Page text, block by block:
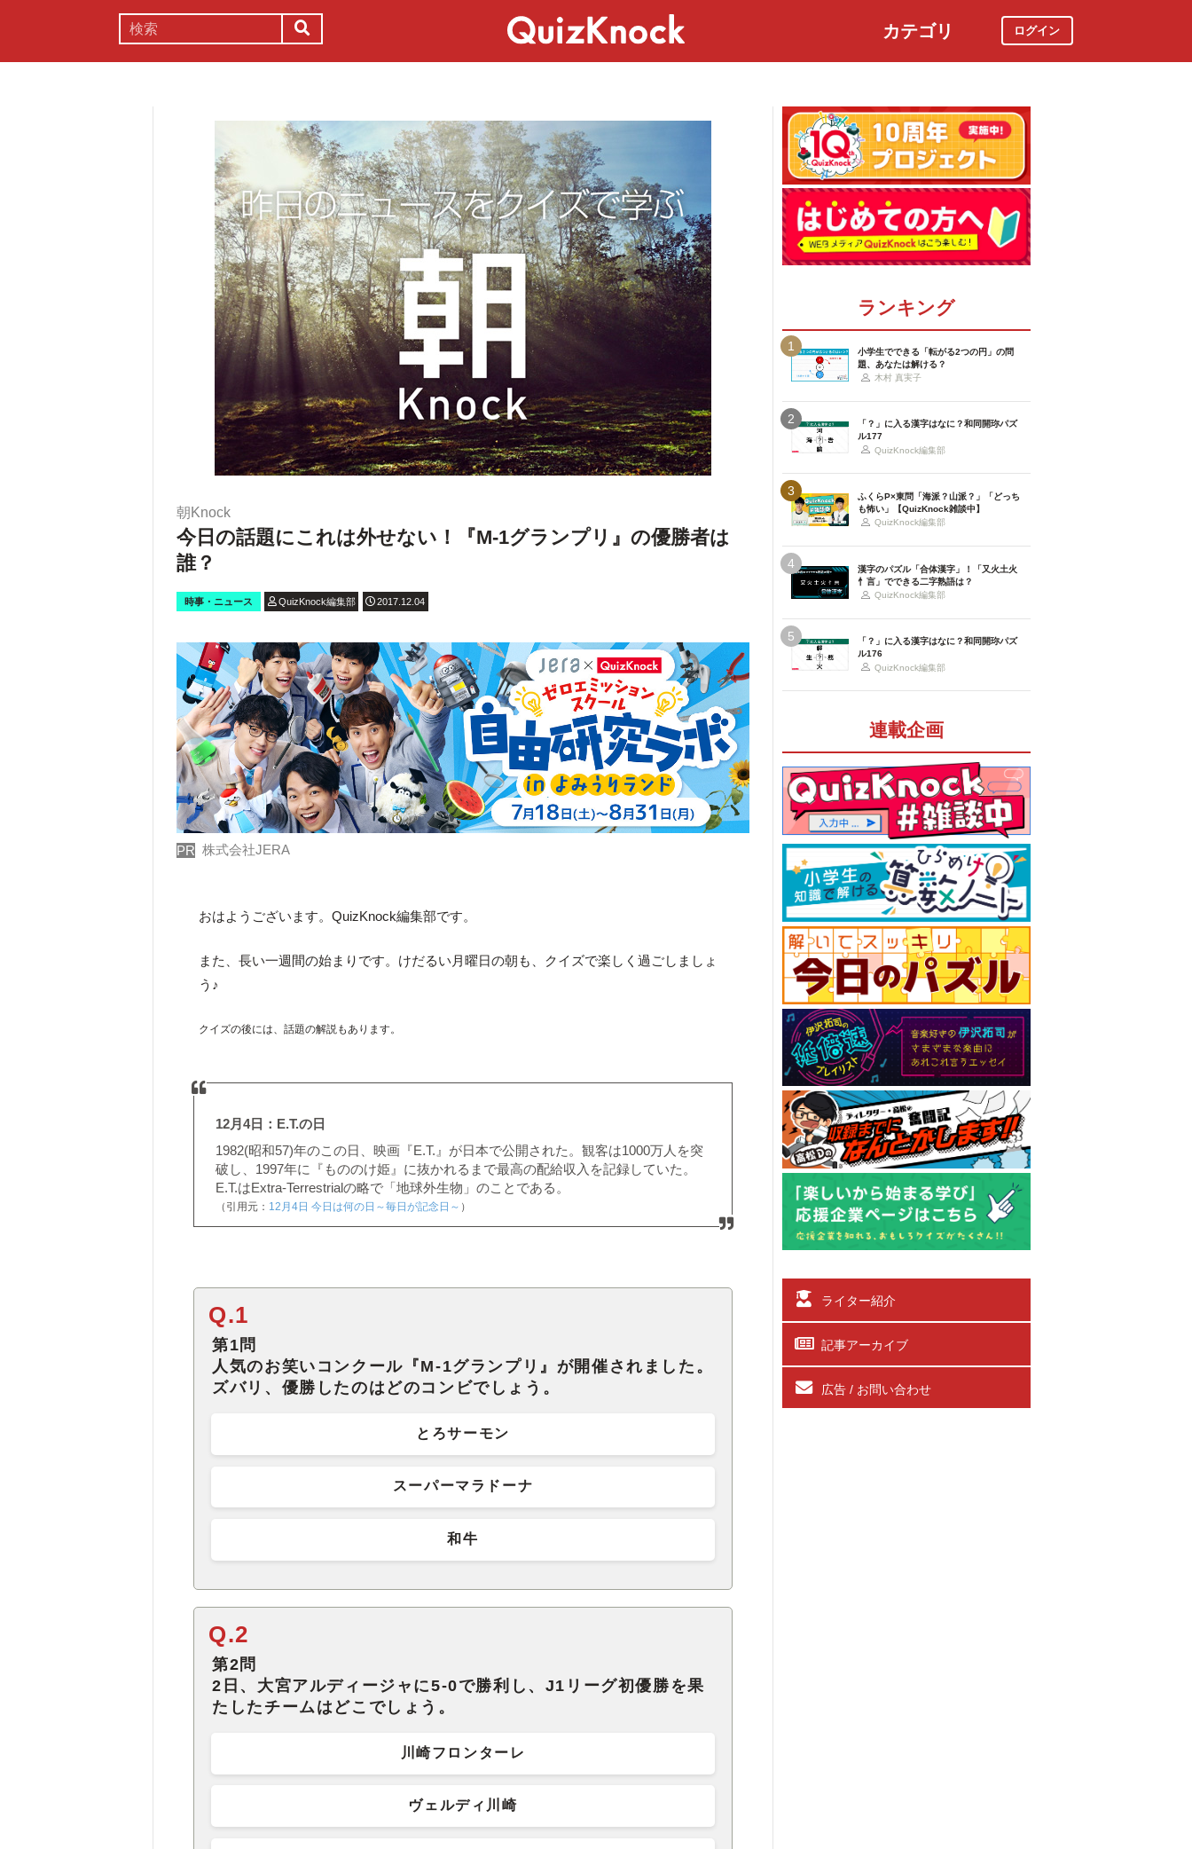
カテゴリ ログイン
朝Knock
今日の話題にこれは外せない！『M-1グランプリ』の優勝者は
誰？
時事・ニュース QuizKnock編集部 2017.12.04
PR 株式会社JERA
おはようございます。QuizKnock編集部です。
また、長い一週間の始まりです。けだるい月曜日の朝も、クイズで楽しく過ごしましょ
う♪
クイズの後には、話題の解説もあります。
12月4日：E.T.の日
1982(昭和57)年のこの日、映画『E.T.』が日本で公開された。観客は1000万人を突
破し、1997年に『もののけ姫』に抜かれるまで最高の配給収入を記録していた。
E.T.はExtra-Terrestrialの略で「地球外生物」のことである。
（引用元： 12月4日 今日は何の日～毎日が記念日～ ）
Q.1
第1問
人気のお笑いコンクール『M-1グランプリ』が開催されました。
ズバリ、優勝したのはどのコンビでしょう。
とろサーモン
スーパーマラドーナ
和牛
Q.2
第2問
2日、大宮アルディージャに5-0で勝利し、J1リーグ初優勝を果
たしたチームはどこでしょう。
川崎フロンターレ‎
ヴェルディ川崎
ランキング
1
小学生でできる「転がる2つの円」の問
題、あなたは解ける？
木村 真実子
2
「？」に入る漢字はなに？和同開珎パズ
ル177
QuizKnock編集部
3
ふくらP×東問「海派？山派？」「どっち
も怖い」【QuizKnock雑談中】
QuizKnock編集部
4
漢字のパズル「合体漢字」！「又火土火
忄言」でできる二字熟語は？
QuizKnock編集部
5
「？」に入る漢字はなに？和同開珎パズ
ル176
QuizKnock編集部
連載企画
ライター紹介
記事アーカイブ
広告 / お問い合わせ